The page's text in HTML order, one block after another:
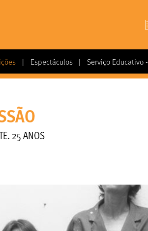
Espectáculos Serviço Educativo
25 ANOS